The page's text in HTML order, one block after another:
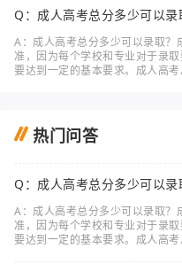
Q：成人高考总分多少可以录
A：成人高考总分多少可以录取
准，因为每个学校和专业对于录
要达到一定的基本要求。成人高
热门问答
Q：成人高考总分多少可以录
A：成人高考总分多少可以录取
准，因为每个学校和专业对于录
要达到一定的基本要求。成人高